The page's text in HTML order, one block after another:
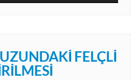
FELÇLI